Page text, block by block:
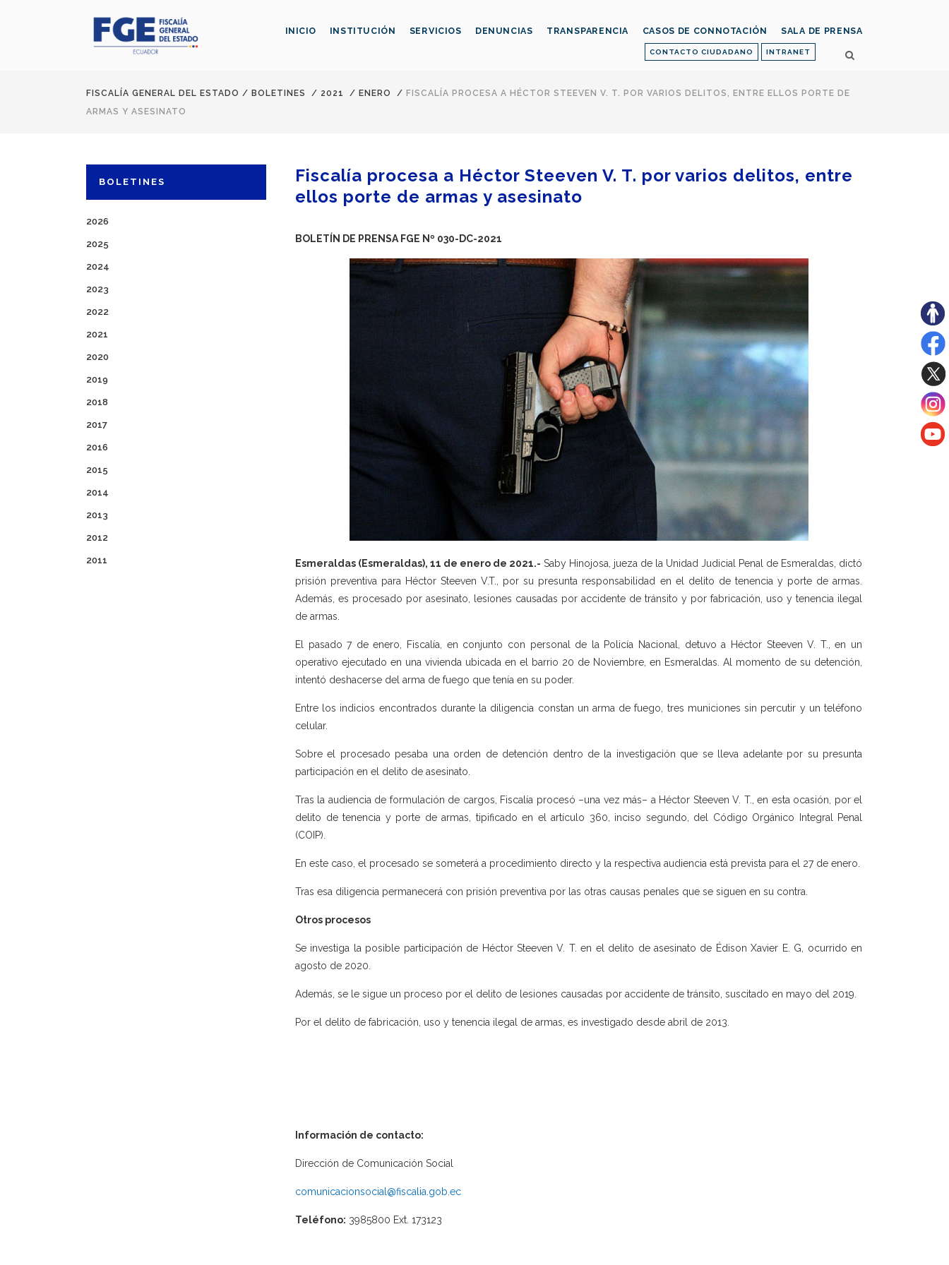
CONTACTO CIUDADANO INTRANET
INICIO INSTITUCIÓN SERVICIOS DENUNCIAS TRANSPARENCIA CASOS DE CONNOTACIÓN SALA DE PRENSA
FISCALÍA GENERAL DEL ESTADO / BOLETINES / 2021 / ENERO / FISCALÍA PROCESA A HÉCTOR STEEVEN V. T. POR VARIOS DELITOS, ENTRE ELLOS PORTE DE
ARMAS Y ASESINATO
BOLETINES
2026
2025
2024
2023
2022
2021
2020
2019
2018
2017
2016
2015
2014
2013
2012
2011
Fiscalía procesa a Héctor Steeven V. T. por varios delitos, entre
ellos porte de armas y asesinato
BOLETÍN DE PRENSA FGE Nº 030-DC-2021
Esmeraldas (Esmeraldas), 11 de enero de 2021.- Saby Hinojosa, jueza de la Unidad Judicial Penal de Esmeraldas, dictó
prisión preventiva para Héctor Steeven V.T., por su presunta responsabilidad en el delito de tenencia y porte de armas.
Además, es procesado por asesinato, lesiones causadas por accidente de tránsito y por fabricación, uso y tenencia ilegal
de armas.
El pasado 7 de enero, Fiscalía, en conjunto con personal de la Policía Nacional, detuvo a Héctor Steeven V. T., en un
operativo ejecutado en una vivienda ubicada en el barrio 20 de Noviembre, en Esmeraldas. Al momento de su detención,
intentó deshacerse del arma de fuego que tenía en su poder.
Entre los indicios encontrados durante la diligencia constan un arma de fuego, tres municiones sin percutir y un teléfono
celular.
Sobre el procesado pesaba una orden de detención dentro de la investigación que se lleva adelante por su presunta
participación en el delito de asesinato.
Tras la audiencia de formulación de cargos, Fiscalía procesó –una vez más– a Héctor Steeven V. T., en esta ocasión, por el
delito de tenencia y porte de armas, tipificado en el artículo 360, inciso segundo, del Código Orgánico Integral Penal
(COIP).
En este caso, el procesado se someterá a procedimiento directo y la respectiva audiencia está prevista para el 27 de enero.
Tras esa diligencia permanecerá con prisión preventiva por las otras causas penales que se siguen en su contra.
Otros procesos
Se investiga la posible participación de Héctor Steeven V. T. en el delito de asesinato de Édison Xavier E. G, ocurrido en
agosto de 2020.
Además, se le sigue un proceso por el delito de lesiones causadas por accidente de tránsito, suscitado en mayo del 2019.
Por el delito de fabricación, uso y tenencia ilegal de armas, es investigado desde abril de 2013.
Información de contacto:
Dirección de Comunicación Social
comunicacionsocial@fiscalia.gob.ec
Teléfono: 3985800 Ext. 173123